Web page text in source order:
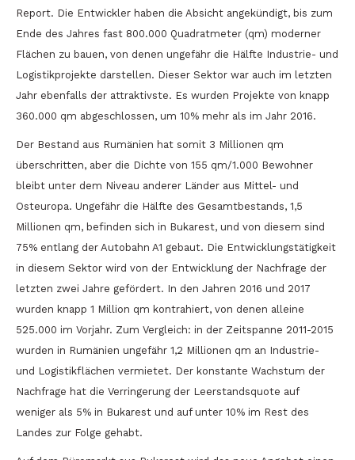
Report. Die Entwickler haben die Absicht angekündigt, bis zum
Ende des Jahres fast 800.000 Quadratmeter (qm) moderner
Flächen zu bauen, von denen ungefähr die Hälfte Industrie- und
Logistikprojekte darstellen. Dieser Sektor war auch im letzten
Jahr ebenfalls der attraktivste. Es wurden Projekte von knapp
360.000 qm abgeschlossen, um 10% mehr als im Jahr 2016.
Der Bestand aus Rumänien hat somit 3 Millionen qm
überschritten, aber die Dichte von 155 qm/1.000 Bewohner
bleibt unter dem Niveau anderer Länder aus Mittel- und
Osteuropa. Ungefähr die Hälfte des Gesamtbestands, 1,5
Millionen qm, befinden sich in Bukarest, und von diesem sind
75% entlang der Autobahn A1 gebaut. Die Entwicklungstätigkeit
in diesem Sektor wird von der Entwicklung der Nachfrage der
letzten zwei Jahre gefördert. In den Jahren 2016 und 2017
wurden knapp 1 Million qm kontrahiert, von denen alleine
525.000 im Vorjahr. Zum Vergleich: in der Zeitspanne 2011-2015
wurden in Rumänien ungefähr 1,2 Millionen qm an Industrie-
und Logistikflächen vermietet. Der konstante Wachstum der
Nachfrage hat die Verringerung der Leerstandsquote auf
weniger als 5% in Bukarest und auf unter 10% im Rest des
Landes zur Folge gehabt.